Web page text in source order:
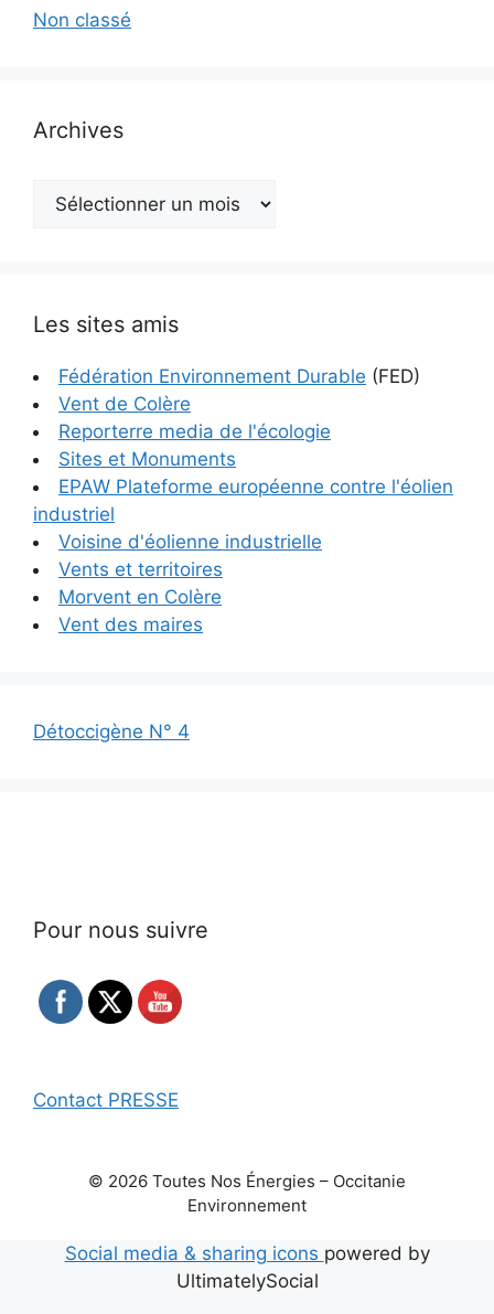
Non classé
Archives
Archives
Les sites amis
Fédération Environnement Durable (FED)
Vent de Colère
Reporterre media de l'écologie
Sites et Monuments
EPAW Plateforme européenne contre l'éolien
industriel
Voisine d'éolienne industrielle
Vents et territoires
Morvent en Colère
Vent des maires
Détoccigène N° 4
Pour nous suivre
Contact PRESSE
© 2026 Toutes Nos Énergies – Occitanie
Environnement
Social media & sharing icons powered by
UltimatelySocial